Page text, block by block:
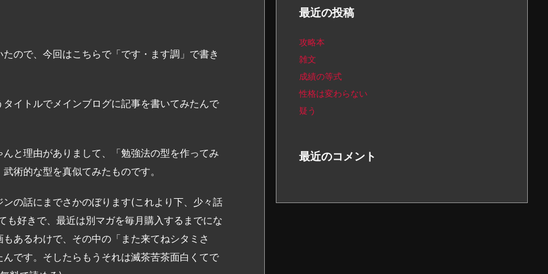
ので、今回はこちらで「です・ます調」で書き
イトルでメインブログに記事を書いてみたんで
と理由がありまして、「勉強法の型を作ってみ
術的な型を真似てみたものです。
の話にまでさかのぼります(これより下、少々話
好きで、最近は別マガを毎月購入するまでにな
あるわけで、その中の「また来てねシタミさ
です。そしたらもうそれは滅茶苦茶面白くてで
最近の投稿
攻略本
雑文
成績の等式
性格は変わらない
疑う
最近のコメント